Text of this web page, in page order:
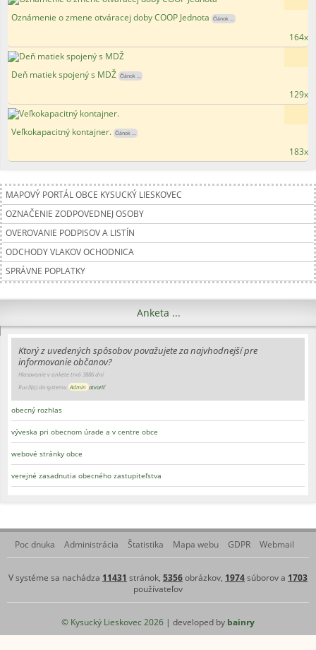
Oznámenie o zmene otváracej doby COOP Jednota Článok ...
164x
Deň matiek spojený s MDŽ Článok ...
129x
Veľkokapacitný kontajner. Článok ...
183x
MAPOVÝ PORTÁL OBCE KYSUCKÝ LIESKOVEC
OZNAČENIE ZODPOVEDNEJ OSOBY
OVEROVANIE PODPISOV A LISTÍN
ODCHODY VLAKOV OCHODNICA
SPRÁVNE POPLATKY
Anketa ...
Ktorý z uvedených spôsobov považujete za najvhodnejší pre
informovanie občanov?
Hlasovanie v ankete trvá 3886 dní
Rucil(a) do systemu Admin otvoriť
obecný rozhlas
výveska pri obecnom úrade a v centre obce
webové stránky obce
verejné zasadnutia obecného zastupiteľstva
Poc dnuka Administrácia Štatistika Mapa webu GDPR Webmail
V systéme sa nachádza 11431 stránok, 5356obrázkov, 1974súborov a 1703
používateľov
© Kysucký Lieskovec 2026 | developed by bainry